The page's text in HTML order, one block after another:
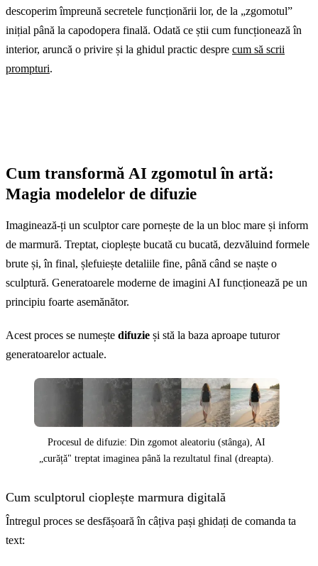
descoperim împreună secretele funcționării lor, de la „zgomotul”
inițial până la capodopera finală. Odată ce știi cum funcționează în
interior, aruncă o privire și la ghidul practic despre cum să scrii
prompturi.
Cum transformă AI zgomotul în artă:
Magia modelelor de difuzie
Imaginează-ți un sculptor care pornește de la un bloc mare și inform
de marmură. Treptat, cioplește bucată cu bucată, dezvăluind formele
brute și, în final, șlefuiește detaliile fine, până când se naște o
sculptură. Generatoarele moderne de imagini AI funcționează pe un
principiu foarte asemănător.
Acest proces se numește difuzie și stă la baza aproape tuturor
generatoarelor actuale.
Procesul de difuzie: Din zgomot aleatoriu (stânga), AI
„curăță" treptat imaginea până la rezultatul final (dreapta).
Cum sculptorul cioplește marmura digitală
Întregul proces se desfășoară în câțiva pași ghidați de comanda ta
text: